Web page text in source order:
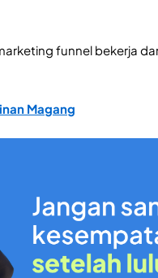
funnel bekerja
Magang